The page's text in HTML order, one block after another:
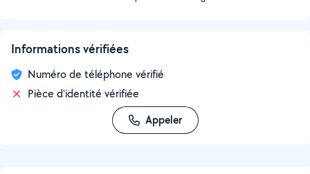
Informations vérifiées
Numéro de téléphone vérifié
Pièce d'identité vérifiée
Appeler